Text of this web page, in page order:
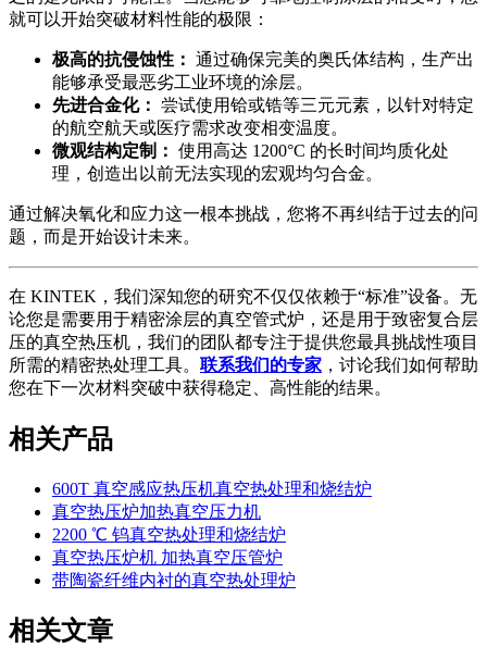
就可以开始突破材料性能的极限：
极高的抗侵蚀性： 通过确保完美的奥氏体结构，生产出
能够承受最恶劣工业环境的涂层。
先进合金化： 尝试使用铪或锆等三元元素，以针对特定
的航空航天或医疗需求改变相变温度。
微观结构定制： 使用高达 1200°C 的长时间均质化处
理，创造出以前无法实现的宏观均匀合金。
通过解决氧化和应力这一根本挑战，您将不再纠结于过去的问
题，而是开始设计未来。
在 KINTEK，我们深知您的研究不仅仅依赖于“标准”设备。无
论您是需要用于精密涂层的真空管式炉，还是用于致密复合层
压的真空热压机，我们的团队都专注于提供您最具挑战性项目
所需的精密热处理工具。 联系我们的专家 ，讨论我们如何帮助
您在下一次材料突破中获得稳定、高性能的结果。
相关产品
600T 真空感应热压机真空热处理和烧结炉
真空热压炉加热真空压力机
2200 ℃ 钨真空热处理和烧结炉
真空热压炉机 加热真空压管炉
带陶瓷纤维内衬的真空热处理炉
相关文章